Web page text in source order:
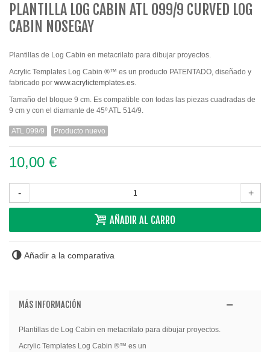
PLANTILLA LOG CABIN ATL 099/9 CURVED LOG
CABIN NOSEGAY
Plantillas de Log Cabin en metacrilato para dibujar proyectos.
Acrylic Templates Log Cabin ®™ es un producto PATENTADO, diseñado y
fabricado por www.acrylictemplates.es.
Tamaño del bloque 9 cm. Es compatible con todas las piezas cuadradas de
9 cm y con el diamante de 45º ATL 514/9.
ATL 099/9 Producto nuevo
10,00 €
- +
AÑADIR AL CARRO
Añadir a la comparativa
MÁS INFORMACIÓN
Plantillas de Log Cabin en metacrilato para dibujar proyectos.
Acrylic Templates Log Cabin ®™ es un